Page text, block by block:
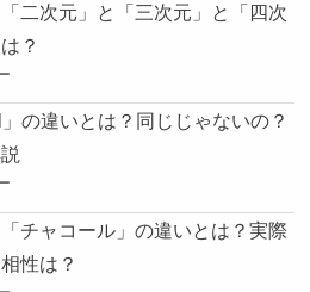
「二次元」と「三次元」と「四次
？
」の違いとは？同じじゃないの？
「チャコール」の違いとは？実際
性は？